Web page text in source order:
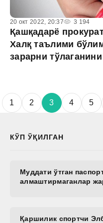
20 окт 2022, 20:37 3 194
Қашқадарё
Халқ таълими
зарарни
1 2 3 4 5
КЎП ЎҚИЛГАН
Муддати ўтган
алмаштирмаганлар
Қаршилик спортчи